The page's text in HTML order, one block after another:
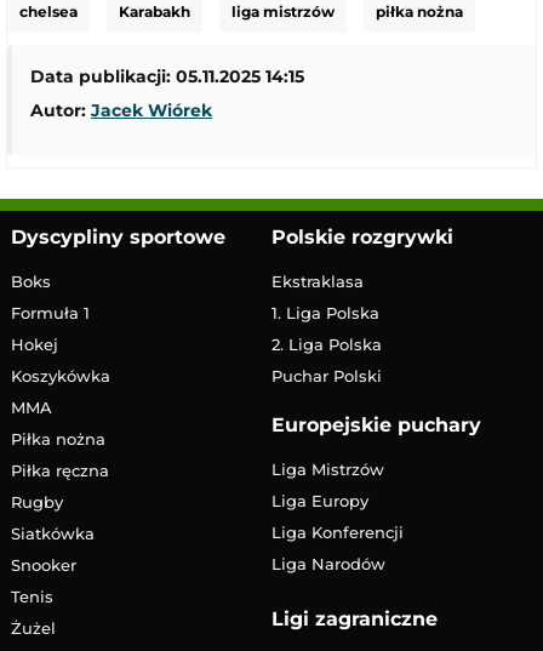
chelsea Karabakh liga mistrzów piłka nożna
Data publikacji: 05.11.2025 14:15
Autor: Jacek Wiórek
Dyscypliny sportowe
Boks
Formuła 1
Hokej
Koszykówka
MMA
Piłka nożna
Piłka ręczna
Rugby
Siatkówka
Snooker
Tenis
Żużel
Polskie rozgrywki
Ekstraklasa
1. Liga Polska
2. Liga Polska
Puchar Polski
Europejskie puchary
Liga Mistrzów
Liga Europy
Liga Konferencji
Liga Narodów
Ligi zagraniczne